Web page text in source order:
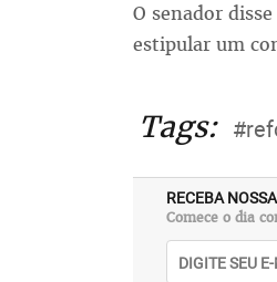
O senador
estipular um
Tags:
RECEBA
Comece o dia